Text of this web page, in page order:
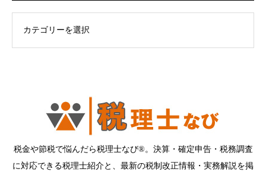
税金や節税で悩んだら税理士なび®。決算・確定申告・税務調査
に対応できる税理士紹介と、最新の税制改正情報・実務解説を掲